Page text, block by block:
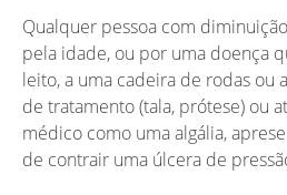
Qualquer pessoa com
pela idade, ou por uma doença
leito, a uma cadeira de rodas ou
de tratamento (tala, prótese) ou
médico como uma algália,
de contrair uma úlcera de